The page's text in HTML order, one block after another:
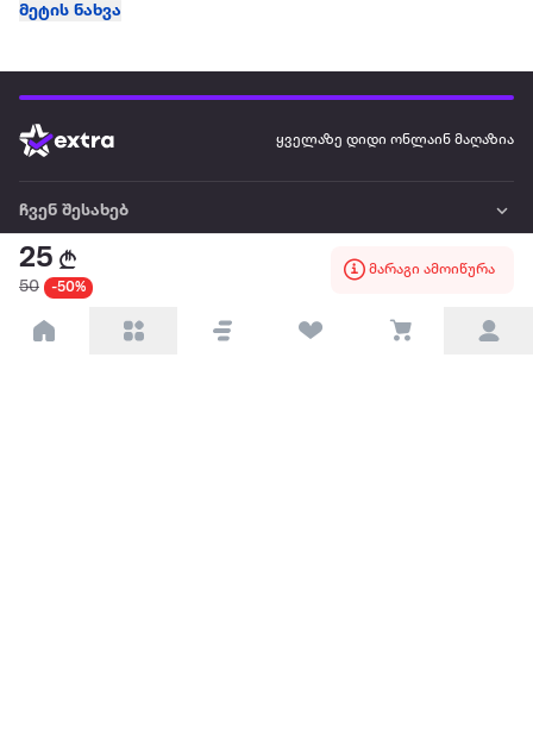
25
50 -50%
მარაგი ამოიწურა
მეტის ნახვა
ყველაზე დიდი ონლაინ მაღაზია
ჩვენ შესახებ
წესები და პირობები
პარტნიორებისთვის